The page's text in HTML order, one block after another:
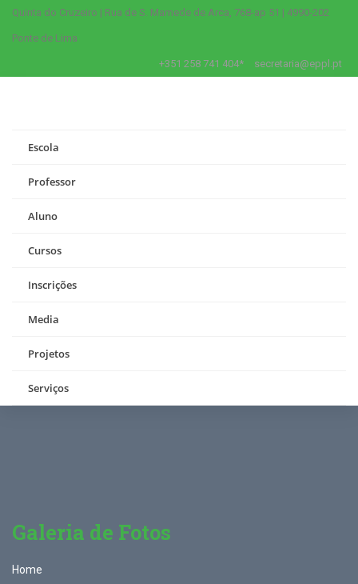
Quinta do Cruzeiro | Rua de S. Mamede de Arca, 768-ap 51 | 4990-202
Ponte de Lima
+351 258 741 404* secretaria@eppl.pt
Escola
Professor
Aluno
Cursos
Inscrições
Media
Projetos
Serviços
Galeria de Fotos
Home